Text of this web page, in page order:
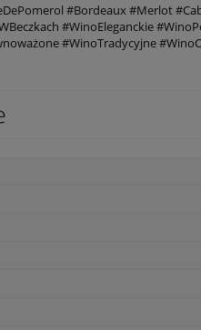
#Bordeaux #Merlot
#WinoEleganckie
#WinoTradycyjne